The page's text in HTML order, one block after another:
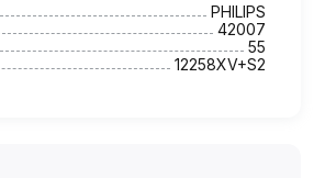
PHILIPS
42007
55
12258XV+S2